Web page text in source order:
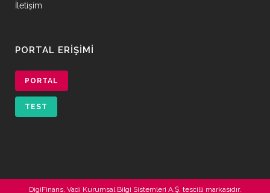
İletişim
PORTAL ERIŞIMI
PORTAL
TEST
DigiFinans, Vadi Kurumsal Bilgi Sistemleri A.Ş. tescilli markasıdır.